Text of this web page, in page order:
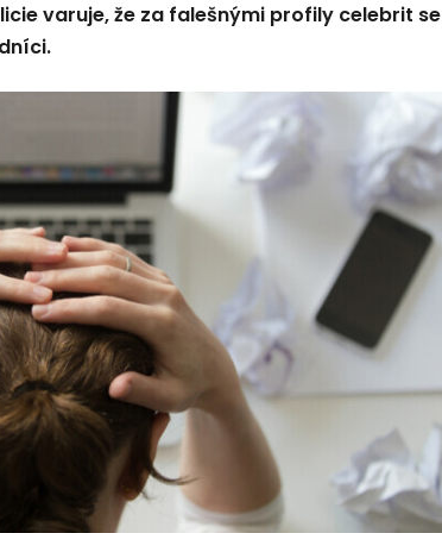
varuje, že za falešnými profily celebrit se